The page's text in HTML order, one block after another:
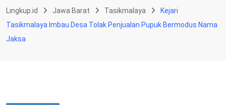
Lingkup.id Jawa Barat Tasikmalaya
Kejari
Tasikmalaya Imbau Desa Tolak Penjualan Pupuk Bermodus Nama
Jaksa